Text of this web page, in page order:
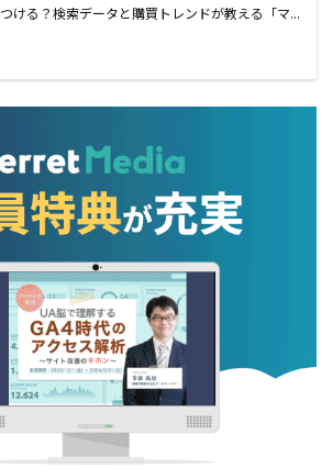
つける？検索データと購買トレンドが教える「マ...